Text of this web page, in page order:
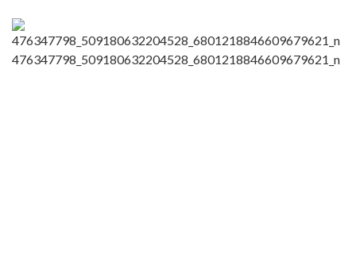
476347798_509180632204528_6801218846609679621_n